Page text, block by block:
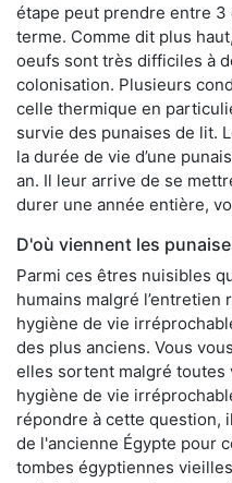
étape peut prendre entre
terme. Comme dit plus
oeufs sont très difficiles à
colonisation. Plusieurs
celle thermique en
survie des punaises de lit.
la durée de vie d’une
an. Il leur arrive de se
durer une année entière,
D'où viennent les
Parmi ces êtres nuisibles
humains malgré
hygiène de vie
des plus anciens. Vous
elles sortent malgré
hygiène de vie
répondre à cette question,
de l'ancienne Égypte pour
tombes égyptiennes